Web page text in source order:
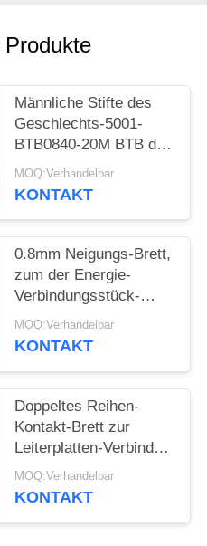
Männliche Stifte des
Geschlechts-5001-
BTB0840-20M BTB des
Verbindungsstück-
0.8mm der Neigungs-
MOQ:Verhandelbar
KONTAKT
0.8mm Neigungs-Brett,
zum der Energie-
Verbindungsstück-
weiblichen Art 5001-
BTB0830-20F zu
MOQ:Verhandelbar
KONTAKT
Doppeltes Reihen-
Kontakt-Brett zur
Leiterplatten-Verbinder-
männlichen Art
Neigung 4.0mm 5001-
MOQ:Verhandelbar
KONTAKT